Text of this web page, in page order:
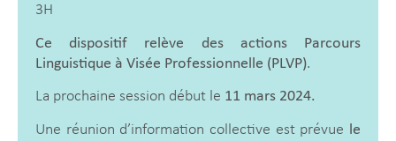
3H
Ce dispositif relève des actions Parcours
Linguistique à Visée Professionnelle (PLVP).
La prochaine session début le 11 mars 2024.
Une réunion d’information collective est prévue
le